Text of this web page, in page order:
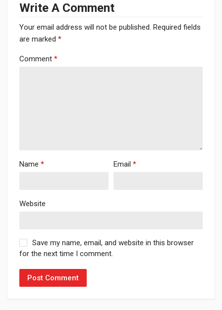
Write A Comment
Your email address will not be published. Required fields
are marked *
Comment *
Name * Email *
Website
Save my name, email, and website in this browser
for the next time I comment.